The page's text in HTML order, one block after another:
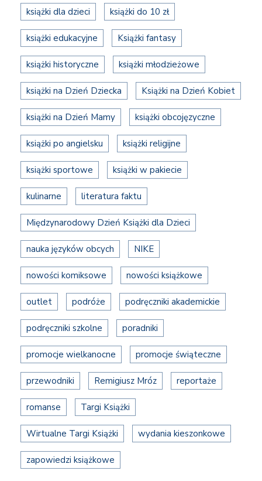
książki dla dzieci książki do 10 zł
książki edukacyjne Książki fantasy
książki historyczne książki młodzieżowe
książki na Dzień Dziecka Książki na Dzień Kobiet
książki na Dzień Mamy książki obcojęzyczne
książki po angielsku książki religijne
książki sportowe książki w pakiecie
kulinarne literatura faktu
Międzynarodowy Dzień Książki dla Dzieci
nauka języków obcych NIKE
nowości komiksowe nowości książkowe
outlet podróże podręczniki akademickie
podręczniki szkolne poradniki
promocje wielkanocne promocje świąteczne
przewodniki Remigiusz Mróz reportaże
romanse Targi Książki
Wirtualne Targi Książki wydania kieszonkowe
zapowiedzi książkowe